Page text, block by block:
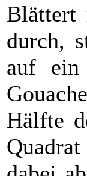
Blättert
durch,
auf ein
Hälfte